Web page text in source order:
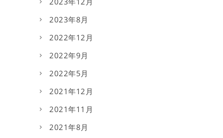
2023年8月
2022年12月
2022年9月
2022年5月
2021年12月
2021年11月
2021年8月